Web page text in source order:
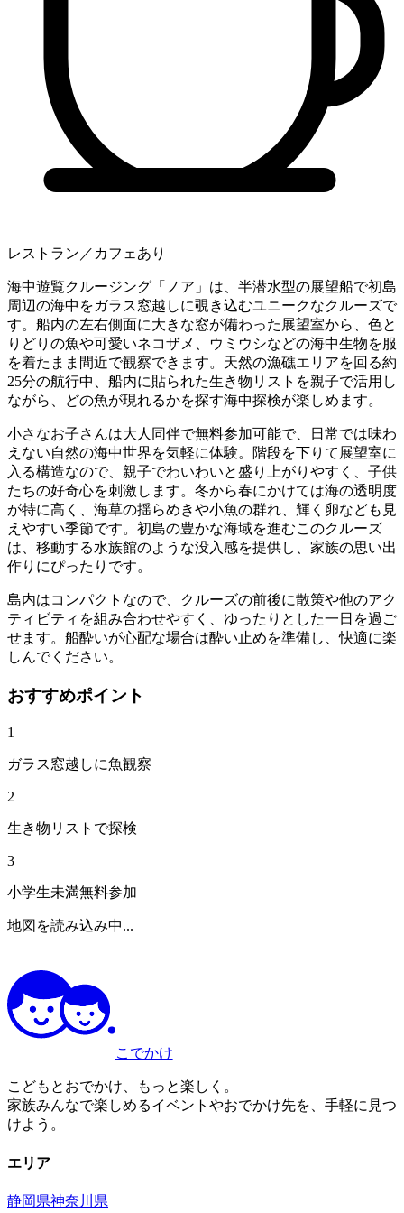
レストラン／カフェあり
海中遊覧クルージング「ノア」は、半潜水型の展望船で初島
周辺の海中をガラス窓越しに覗き込むユニークなクルーズで
す。船内の左右側面に大きな窓が備わった展望室から、色と
りどりの魚や可愛いネコザメ、ウミウシなどの海中生物を服
を着たまま間近で観察できます。天然の漁礁エリアを回る約
25分の航行中、船内に貼られた生き物リストを親子で活用し
ながら、どの魚が現れるかを探す海中探検が楽しめます。
小さなお子さんは大人同伴で無料参加可能で、日常では味わ
えない自然の海中世界を気軽に体験。階段を下りて展望室に
入る構造なので、親子でわいわいと盛り上がりやすく、子供
たちの好奇心を刺激します。冬から春にかけては海の透明度
が特に高く、海草の揺らめきや小魚の群れ、輝く卵なども見
えやすい季節です。初島の豊かな海域を進むこのクルーズ
は、移動する水族館のような没入感を提供し、家族の思い出
作りにぴったりです。
島内はコンパクトなので、クルーズの前後に散策や他のアク
ティビティを組み合わせやすく、ゆったりとした一日を過ご
せます。船酔いが心配な場合は酔い止めを準備し、快適に楽
しんでください。
おすすめポイント
1
ガラス窓越しに魚観察
2
生き物リストで探検
3
小学生未満無料参加
地図を読み込み中...
こでかけ
こどもとおでかけ、もっと楽しく。
家族みんなで楽しめるイベントやおでかけ先を、手軽に見つ
けよう。
エリア
静岡県神奈川県